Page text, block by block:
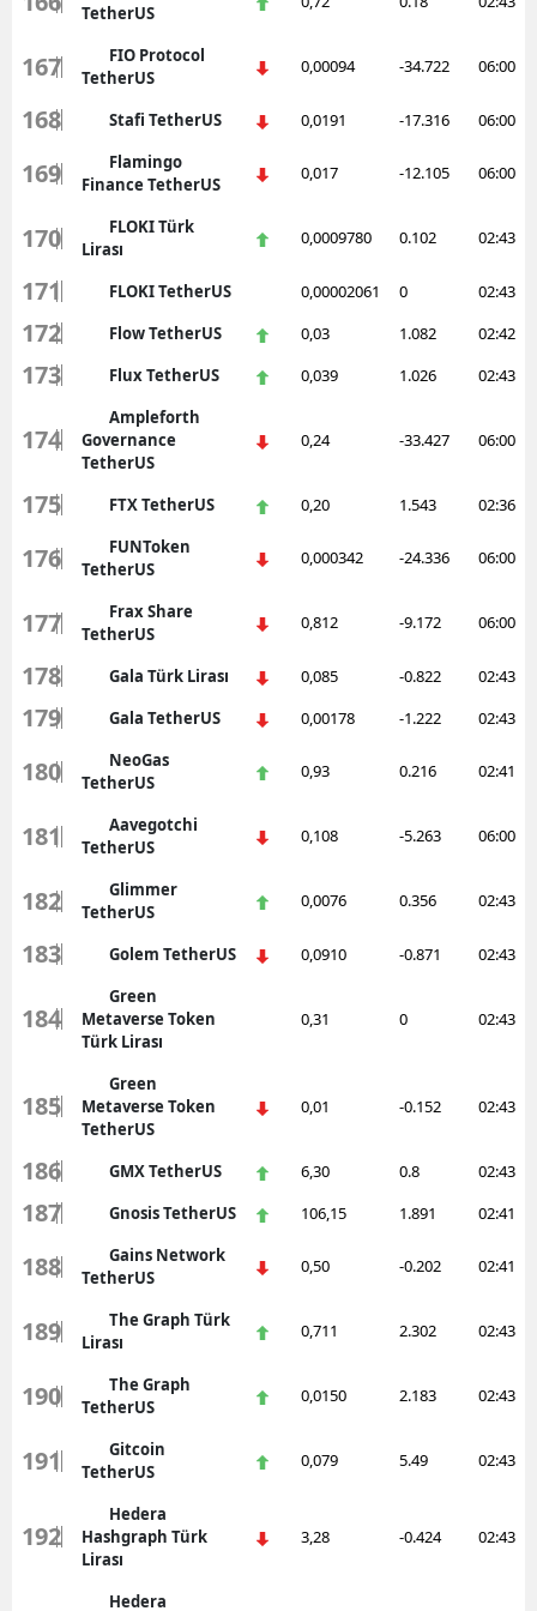
TetherUS
167
FIO Protocol
TetherUS
0,00094 -34.722 06:00
168 Stafi TetherUS 0,0191 -17.316 06:00
169
Flamingo
Finance TetherUS
0,017 -12.105 06:00
170
FLOKI Türk
Lirası
0,0009780 0.102 02:43
171 FLOKI TetherUS 0,00002061 0 02:43
172 Flow TetherUS 0,03 1.082 02:42
173 Flux TetherUS 0,039 1.026 02:43
174
Ampleforth
Governance
TetherUS
0,24 -33.427 06:00
175 FTX TetherUS 0,20 1.543 02:36
176
FUNToken
TetherUS
0,000342 -24.336 06:00
177
Frax Share
TetherUS
0,812 -9.172 06:00
178 Gala Türk Lirası 0,085 -0.822 02:43
179 Gala TetherUS 0,00178 -1.222 02:43
180
NeoGas
TetherUS
0,93 0.216 02:41
181
Aavegotchi
TetherUS
0,108 -5.263 06:00
182
Glimmer
TetherUS
0,0076 0.356 02:43
183 Golem TetherUS 0,0910 -0.871 02:43
184
Green
Metaverse Token
Türk Lirası
0,31 0 02:43
185
Green
Metaverse Token
TetherUS
0,01 -0.152 02:43
186 GMX TetherUS 6,30 0.8 02:43
187 Gnosis TetherUS 106,15 1.891 02:41
188
Gains Network
TetherUS
0,50 -0.202 02:41
189
The Graph Türk
Lirası
0,711 2.302 02:43
190
The Graph
TetherUS
0,0150 2.183 02:43
191
Gitcoin
TetherUS
0,079 5.49 02:43
192
Hedera
Hashgraph Türk
Lirası
3,28 -0.424 02:43
Hedera